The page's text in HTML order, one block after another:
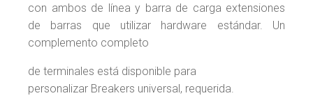
con ambos de línea y barra de carga extensiones
de barras que utilizar hardware estándar. Un
complemento completo
de terminales está disponible para
personalizar Breakers universal, requerida.